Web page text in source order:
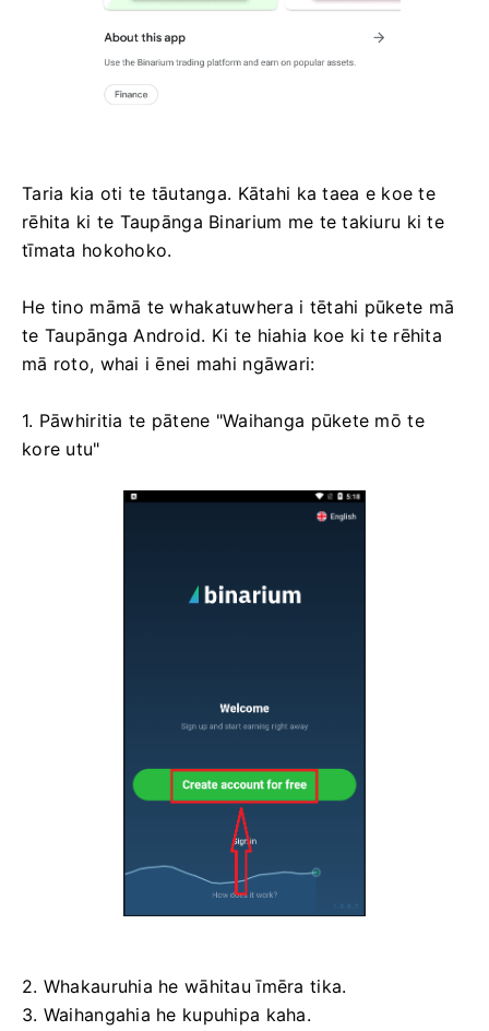
Taria kia oti te tāutanga. Kātahi ka taea e koe te
rēhita ki te Taupānga Binarium me te takiuru ki te
tīmata hokohoko.
He tino māmā te whakatuwhera i tētahi pūkete mā
te Taupānga Android. Ki te hiahia koe ki te rēhita
mā roto, whai i ēnei mahi ngāwari:
1. Pāwhiritia te pātene "Waihanga pūkete mō te
kore utu"
2. Whakauruhia he wāhitau īmēra tika.
3. Waihangahia he kupuhipa kaha.